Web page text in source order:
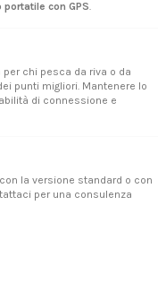
con GPS.
chi pesca da riva o da
punti migliori. Mantenere lo
di connessione e
con la versione standard o con
per una consulenza